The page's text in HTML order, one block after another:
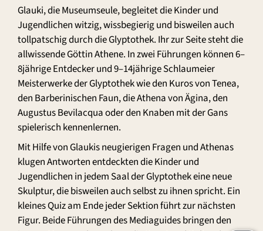
Glauki, die Museumseule, begleitet die Kinder und
Jugendlichen witzig, wissbegierig und bisweilen auch
tollpatschig durch die Glyptothek. Ihr zur Seite steht die
allwissende Göttin Athene. In zwei Führungen können 6–
8jährige Entdecker und 9–14jährige Schlaumeier
Meisterwerke der Glyptothek wie den Kuros von Tenea,
den Barberinischen Faun, die Athena von Ägina, den
Augustus Bevilacqua oder den Knaben mit der Gans
spielerisch kennenlernen.
Mit Hilfe von Glaukis neugierigen Fragen und Athenas
klugen Antworten entdeckten die Kinder und
Jugendlichen in jedem Saal der Glyptothek eine neue
Skulptur, die bisweilen auch selbst zu ihnen spricht. Ein
kleines Quiz am Ende jeder Sektion führt zur nächsten
Figur. Beide Führungen des Mediaguides bringen den